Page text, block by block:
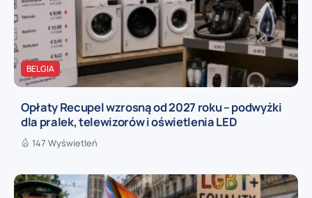
BELGIA
Opłaty Recupel wzrosną od 2027 roku – podwyżki
dla pralek, telewizorów i oświetlenia LED
147 Wyświetleń